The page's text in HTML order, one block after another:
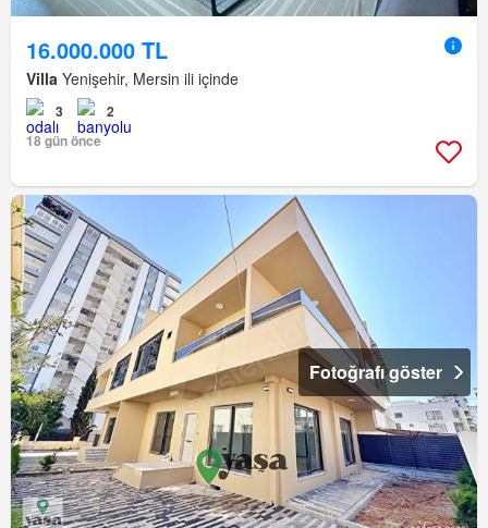
16.000.000 TL
Villa Yenişehir, Mersin ili içinde
3
2
18 gün önce
Fotoğrafı göster